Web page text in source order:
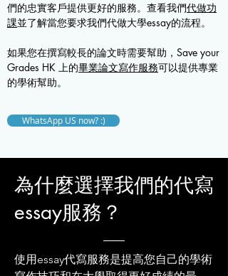
們的忠實客戶提供更好的服務。查看我們代做功
課並了解當您要求我們代做大學essay的流程。
如果您在撰寫較長的論文時需要幫助，Save your
Grades HK 上的畢業論文寫作服務可以提供專業
的學術幫助。
WhatsApp US now? :)
為什麼選擇我們的代寫
essay服務？
使用essay代寫服務是提高您自己的學術